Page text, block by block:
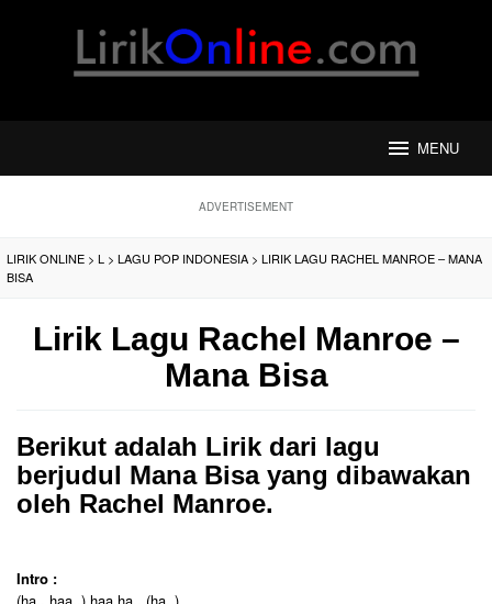
MENU
ADVERTISEMENT
LIRIK ONLINE > L > LAGU POP INDONESIA > LIRIK LAGU RACHEL MANROE – MANA
BISA
Lirik Lagu Rachel Manroe –
Mana Bisa
Berikut adalah Lirik dari lagu
berjudul Mana Bisa yang dibawakan
oleh Rachel Manroe.
Intro :